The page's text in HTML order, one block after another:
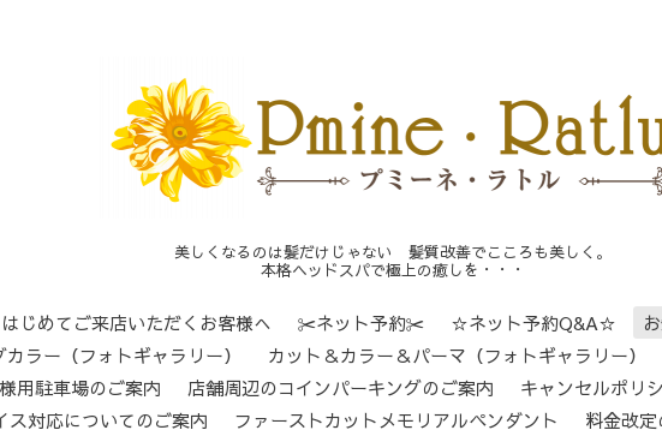
美しくなるのは髪だけじゃない 髪質改善でこころも美しく。
本格ヘッドスパで極上の癒しを・・・
はじめてご来店いただくお客様へ ✂ネット予約✂ ☆ネット予約Q&A☆
ラー（フォトギャラリー）
カット＆カラー＆パーマ（フォトギャラリー）
用駐車場のご案内 店舗周辺のコインパーキングのご案内
キャンセルポリ
ス対応についてのご案内 ファーストカットメモリアルペンダント 料金改